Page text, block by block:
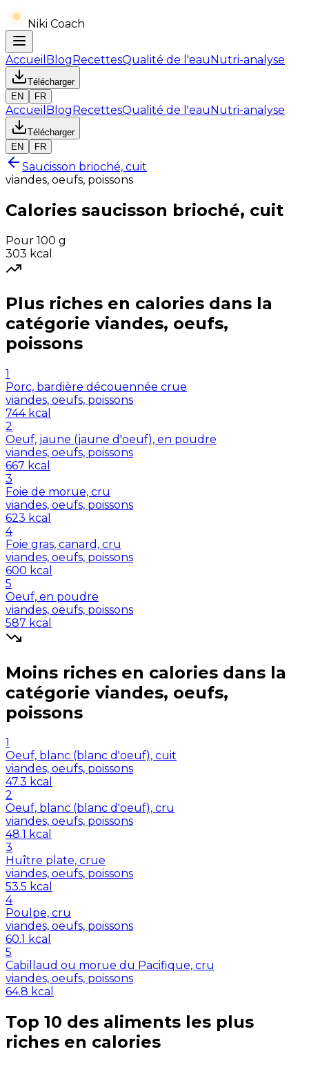
Niki Coach
Accueil BlogRecettesQualité de l'eauNutri-analyse
Télécharger
EN
FR
Accueil BlogRecettesQualité de l'eauNutri-analyse
Télécharger
EN
FR
Saucisson brioché, cuit
viandes, oeufs, poissons
Calories saucisson brioché, cuit
Pour 100 g
303 kcal
Plus riches en calories dans la
catégorie viandes, oeufs,
poissons
1
Porc, bardière découennée crue
viandes, oeufs, poissons
744 kcal
2
Oeuf, jaune (jaune d'oeuf), en poudre
viandes, oeufs, poissons
667 kcal
3
Foie de morue, cru
viandes, oeufs, poissons
623 kcal
4
Foie gras, canard, cru
viandes, oeufs, poissons
600 kcal
5
Oeuf, en poudre
viandes, oeufs, poissons
587 kcal
Moins riches en calories dans la
catégorie viandes, oeufs,
poissons
1
Oeuf, blanc (blanc d'oeuf), cuit
viandes, oeufs, poissons
47.3 kcal
2
Oeuf, blanc (blanc d'oeuf), cru
viandes, oeufs, poissons
48.1 kcal
3
Huître plate, crue
viandes, oeufs, poissons
53.5 kcal
4
Poulpe, cru
viandes, oeufs, poissons
60.1 kcal
5
Cabillaud ou morue du Pacifique, cru
viandes, oeufs, poissons
64.8 kcal
Top 10 des aliments les plus
riches en calories